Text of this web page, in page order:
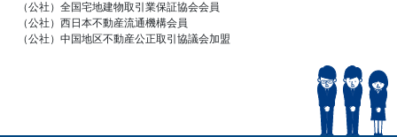
（公社）全国宅地建物取引業保証協会会員
（公社）西日本不動産流通機構会員
（公社）中国地区不動産公正取引協議会加盟